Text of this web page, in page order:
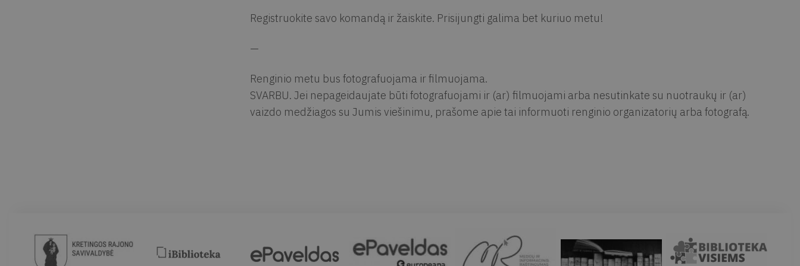
Registruokite savo komandą ir žaiskite. Prisijungti galima bet kuriuo metu!
—
Renginio metu bus fotografuojama ir filmuojama.
SVARBU. Jei nepageidaujate būti fotografuojami ir (ar) filmuojami arba nesutinkate su nuotraukų ir (ar)
vaizdo medžiagos su Jumis viešinimu, prašome apie tai informuoti renginio organizatorių arba fotografą.